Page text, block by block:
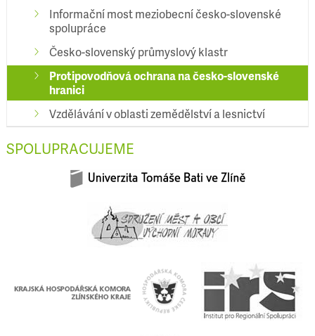
Informační most meziobecní česko-slovenské
spolupráce
Česko-slovenský průmyslový klastr
Protipovodňová ochrana na česko-slovenské
hranici
Vzdělávání v oblasti zemědělství a lesnictví
SPOLUPRACUJEME